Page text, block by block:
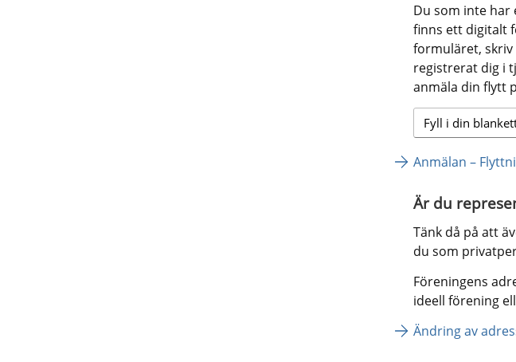
Du som inte
finns ett digitalt
formuläret, skriv
registrerat dig i
anmäla din flytt
Fyll i din
Anmälan –
Är du
Tänk då på att
du som
Föreningens
ideell förening
Ändring av